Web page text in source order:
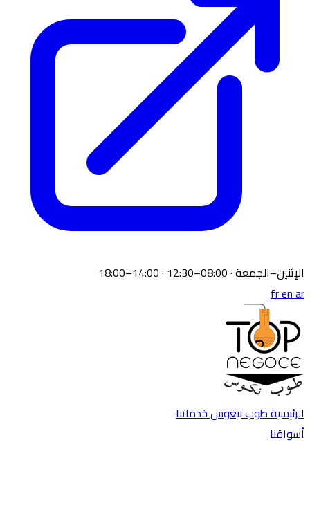
الإثنين–الجمعة · 08:00–12:30 · 14:00–18:00
frenar
الرئيسيةطوب نيغوسخدماتنا
أسواقنا